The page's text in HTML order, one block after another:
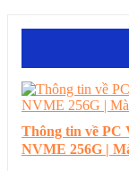
Thông tin về PC
NVME 256G |